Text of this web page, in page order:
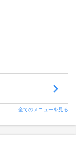
全てのメニューを見る